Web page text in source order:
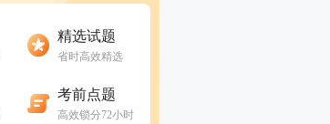
精选试题
省时高效精选
考前点题
高效锁分72小时